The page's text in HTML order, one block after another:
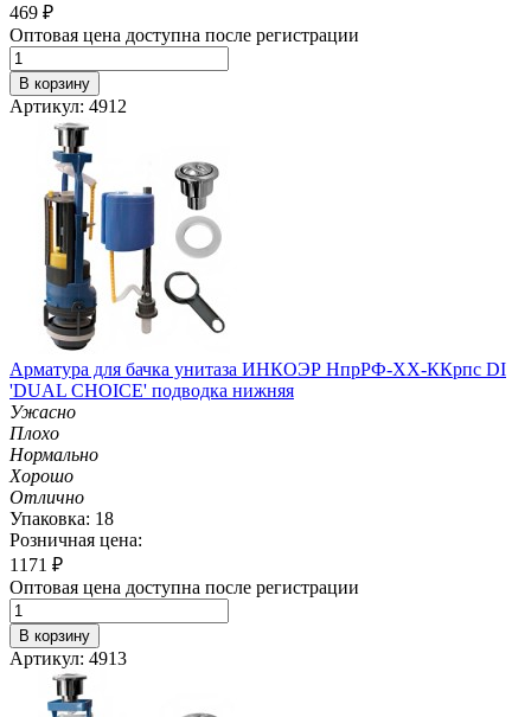
469 ₽
Оптовая цена доступна после регистрации
В корзину
Артикул: 4912
Арматура для бачка унитаза ИНКОЭР НпрРФ-ХХ-ККрпс DI
'DUAL CHOICE' подводка нижняя
Ужасно
Плохо
Нормально
Хорошо
Отлично
Упаковка: 18
Розничная цена:
1171 ₽
Оптовая цена доступна после регистрации
В корзину
Артикул: 4913